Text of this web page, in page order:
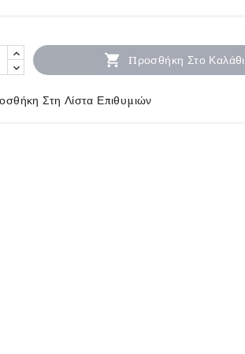
 Προσθήκη Στο Καλάθι
Στη Λίστα Επιθυμιών